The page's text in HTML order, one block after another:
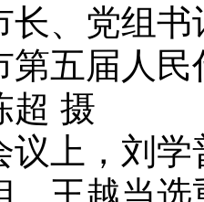
长、党组
第五届人
摄
，刘学